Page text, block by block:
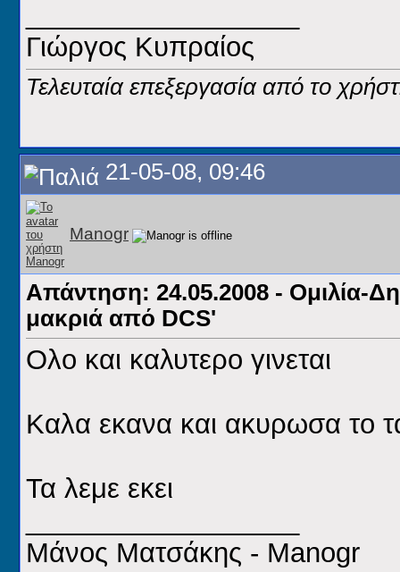
Γιώργος Κυπραίος
Τελευταία επεξεργασία από το
21-05-08, 09:46
Manogr
Απάντηση: 24.05.2008 - Ομιλία-
μακριά από DCS'
Ολο και καλυτερο γινεται
Καλα εκανα και ακυρωσα το
Τα λεμε εκει
Μάνος Ματσάκης - Manogr